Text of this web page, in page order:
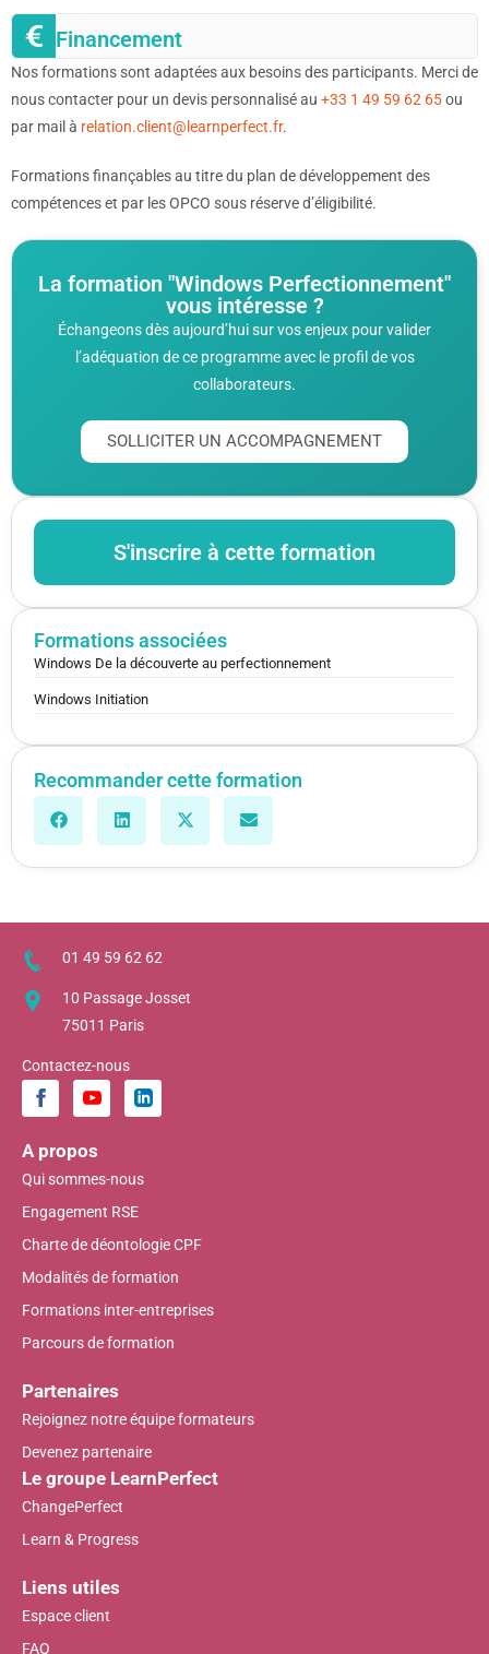
Financement
Nos formations sont adaptées aux besoins des participants. Merci de
nous contacter pour un devis personnalisé au +33 1 49 59 62 65ou
par mail à relation.client@learnperfect.fr.
Formations finançables au titre du plan de développement des
compétences et par les OPCO sous réserve d’éligibilité.
La formation "Windows Perfectionnement"
vous intéresse ?
Échangeons dès aujourd’hui sur vos enjeux pour valider
l’adéquation de ce programme avec le profil de vos
collaborateurs.
SOLLICITER UN ACCOMPAGNEMENT
S'inscrire à cette formation
Formations associées
Windows De la découverte au perfectionnement
Windows Initiation
Recommander cette formation
01 49 59 62 62
10 Passage Josset
75011 Paris
Contactez-nous
A propos
Qui sommes-nous
Engagement RSE
Charte de déontologie CPF
Modalités de formation
Formations inter-entreprises
Parcours de formation
Partenaires
Rejoignez notre équipe formateurs
Devenez partenaire
Le groupe LearnPerfect
ChangePerfect
Learn & Progress
Liens utiles
Espace client
FAQ